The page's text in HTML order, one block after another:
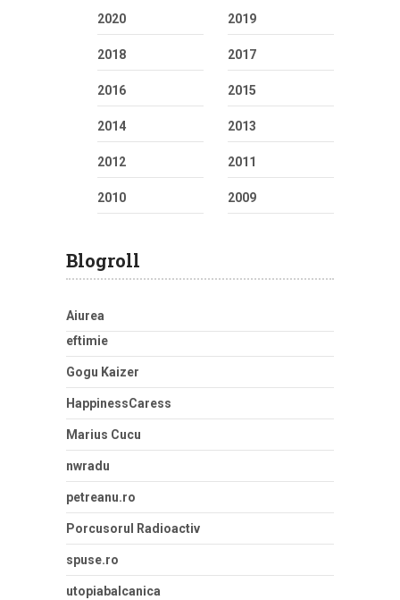
2020 2019
2018 2017
2016 2015
2014 2013
2012 2011
2010 2009
Blogroll
Aiurea
eftimie
Gogu Kaizer
HappinessCaress
Marius Cucu
nwradu
petreanu.ro
Porcusorul Radioactiv
spuse.ro
utopiabalcanica